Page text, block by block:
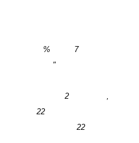
% 7
"
2
22
22